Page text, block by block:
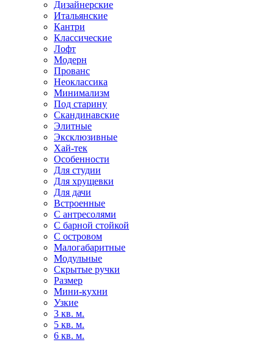
Дизайнерские
Итальянские
Кантри
Классические
Лофт
Модерн
Прованс
Неоклассика
Минимализм
Под старину
Скандинавские
Элитные
Эксклюзивные
Хай-тек
Особенности
Для студии
Для хрущевки
Для дачи
Встроенные
С антресолями
С барной стойкой
С островом
Малогабаритные
Модульные
Скрытые ручки
Размер
Мини-кухни
Узкие
3 кв. м.
5 кв. м.
6 кв. м.